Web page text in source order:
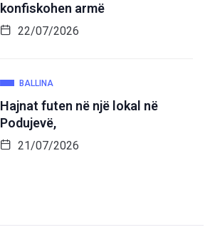
konfiskohen armë
22/07/2026
BALLINA
Hajnat futen në një lokal në
Podujevë,
21/07/2026